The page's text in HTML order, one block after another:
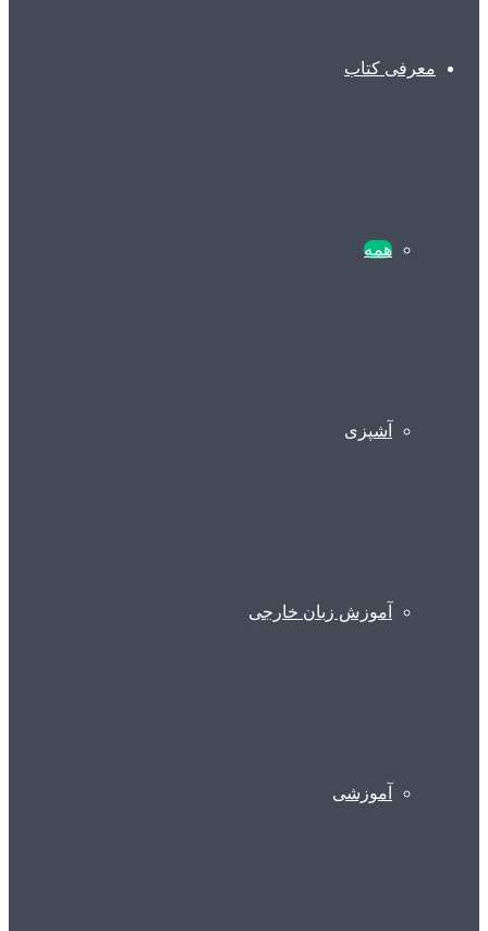
معرفی کتاب
همه
آشپزی
آموزش زبان خارجی
آموزشی